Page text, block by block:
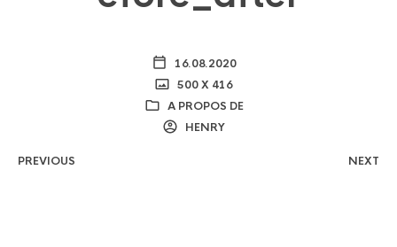
16.08.2020
500 X 416
A PROPOS DE
HENRY
PREVIOUS NEXT